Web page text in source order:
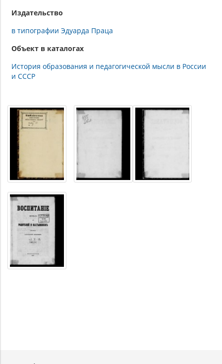
Издательство
в типографии Эдуарда Праца
Объект в каталогах
История образования и педагогической мысли в России
и СССР